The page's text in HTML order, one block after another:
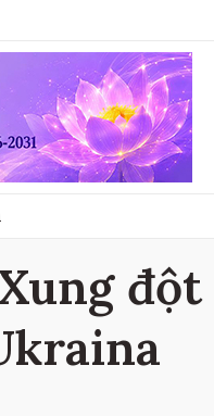
đột